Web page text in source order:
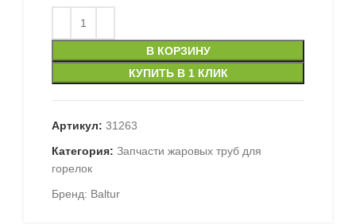
В КОРЗИНУ
КУПИТЬ В 1 КЛИК
Артикул: 31263
Категория: Запчасти жаровых труб для
горелок
Бренд: Baltur